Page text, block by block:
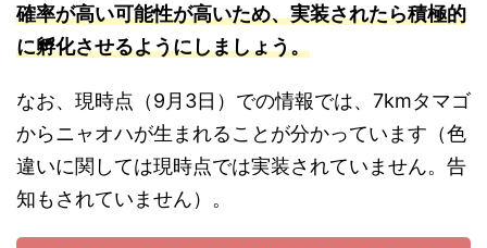
確率が高い可能性が高いため、実装されたら積極的
に孵化させるようにしましょう。
なお、現時点（9月3日）での情報では、7kmタマゴ
からニャオハが生まれることが分かっています（色
違いに関しては現時点では実装されていません。告
知もされていません）。